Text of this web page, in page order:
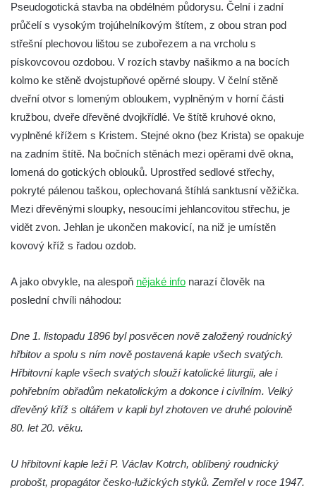
Márnice na hřbitově ve Velešíně
Poutní areál Římov
Kostel svatého Ducha v poutním areálu
Římov
Křížová cesta Římov – XXV. kaple – Boží
hrob
Křížová cesta Římov – XXIV. kaple – Pieta
Křížová cesta Římov – XXII. kaple – Šimon
Cyrénský pomáhá Ježíši nést kříž
Popravní brána
Křížová cesta Římov – XX. kaple – Svatá
roušky pot z tváře
Křížová cesta Římov – XIX. kaple – Kristus
kříž nesoucí potkává Pannu Marii
Pilát
Křížová cesta Římov – XVI. kaple – U
Pseudogotická stavba na obdélném půdorysu. Čelní i zadní
průčelí s vysokým trojúhelníkovým štítem, z obou stran pod
střešní plechovou lištou se zubořezem a na vrcholu s
pískovcovou ozdobou. V rozích stavby našikmo a na bocích
kolmo ke stěně dvojstupňové opěrné sloupy. V čelní stěně
dveřní otvor s lomeným obloukem, vyplněným v horní části
kružbou, dveře dřevěné dvojkřídlé. Ve štítě kruhové okno,
vyplněné křížem s Kristem. Stejné okno (bez Krista) se opakuje
na zadním štítě. Na bočních stěnách mezi opěrami dvě okna,
lomená do gotických oblouků. Uprostřed sedlové střechy,
pokryté pálenou taškou, oplechovaná štíhlá sanktusní věžička.
Mezi dřevěnými sloupky, nesoucími jehlancovitou střechu, je
vidět zvon. Jehlan je ukončen makovicí, na niž je umístěn
kovový kříž s řadou ozdob.
A jako obvykle, na alespoň nějaké info narazí člověk na
poslední chvíli náhodou:
Dne 1. listopadu 1896 byl posvěcen nově založený roudnický
hřbitov a spolu s ním nově postavená kaple všech svatých.
Hřbitovní kaple všech svatých slouží katolické liturgii, ale i
pohřebním obřadům nekatolickým a dokonce i civilním. Velký
dřevěný kříž s oltářem v kapli byl zhotoven ve druhé polovině
80. let 20. věku.
U hřbitovní kaple leží P. Václav Kotrch, oblíbený roudnický
probošt, propagátor česko-lužických styků. Zemřel v roce 1947.